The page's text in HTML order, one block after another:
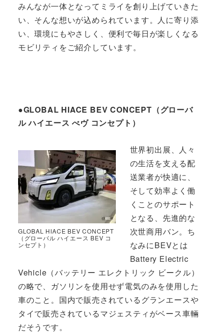
みんなが一体となってミライを創り上げていきた
い、そんな想いが込められています。人に寄り添
い、環境にもやさしく、便利で毎日が楽しくなる
モビリティをご紹介しています。
●GLOBAL HIACE BEV CONCEPT（グローバ
ル ハイエース べヴ コンセプト）
GLOBAL HIACE BEV CONCEPT
（グローバル ハイエース BEV コ
ンセプト）
世界初出展、人々
の生活を支える配
送業者が快適に、
そして効率よく働
くことのサポート
となる、先進的な
次世商用バン。ち
なみにBEVとは
Battery Electric
Vehicle（バッテリー エレクトリック ビークル）
の略で、ガソリンを使用せず電気のみを使用した
車のこと。国内で販売されているグランエースや
タイで販売されているマジェスティがベース車輛
だそうです。